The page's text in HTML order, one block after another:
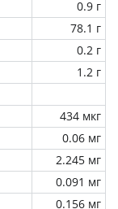
0.9 г
78.1 г
0.2 г
1.2 г
434 мкг
0.06 мг
2.245 мг
0.091 мг
0.156 мг